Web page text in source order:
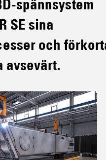
spännsystem
SE sina
och
avsevärt.